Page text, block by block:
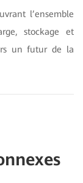
l’ensemble
stockage et
un futur de la